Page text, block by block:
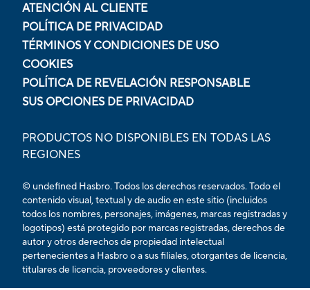
ATENCIÓN AL CLIENTE
POLÍTICA DE PRIVACIDAD
TÉRMINOS Y CONDICIONES DE USO
COOKIES
POLÍTICA DE REVELACIÓN RESPONSABLE
SUS OPCIONES DE PRIVACIDAD
PRODUCTOS NO DISPONIBLES EN TODAS LAS
REGIONES
© undefined Hasbro. Todos los derechos reservados. Todo el
contenido visual, textual y de audio en este sitio (incluidos
todos los nombres, personajes, imágenes, marcas registradas y
logotipos) está protegido por marcas registradas, derechos de
autor y otros derechos de propiedad intelectual
pertenecientes a Hasbro o a sus filiales, otorgantes de licencia,
titulares de licencia, proveedores y clientes.